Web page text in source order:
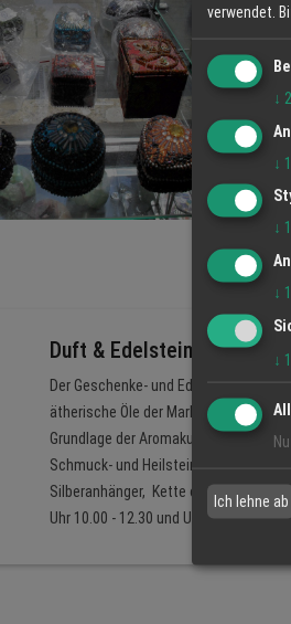
Duft & Edelstein
Der Geschenke- und Edelsteinladen
ätherische Öle der Marke
Grundlage der Aromakultur und
Schmuck- und Heilsteine
Silberanhänger, Kette oder Collier
Uhr 10.00 - 12.30 und Uhr 14.30 -
verwendet.
↓ 2
↓ 1
↓ 1
↓ 1
↓ 1
Ich lehne ab